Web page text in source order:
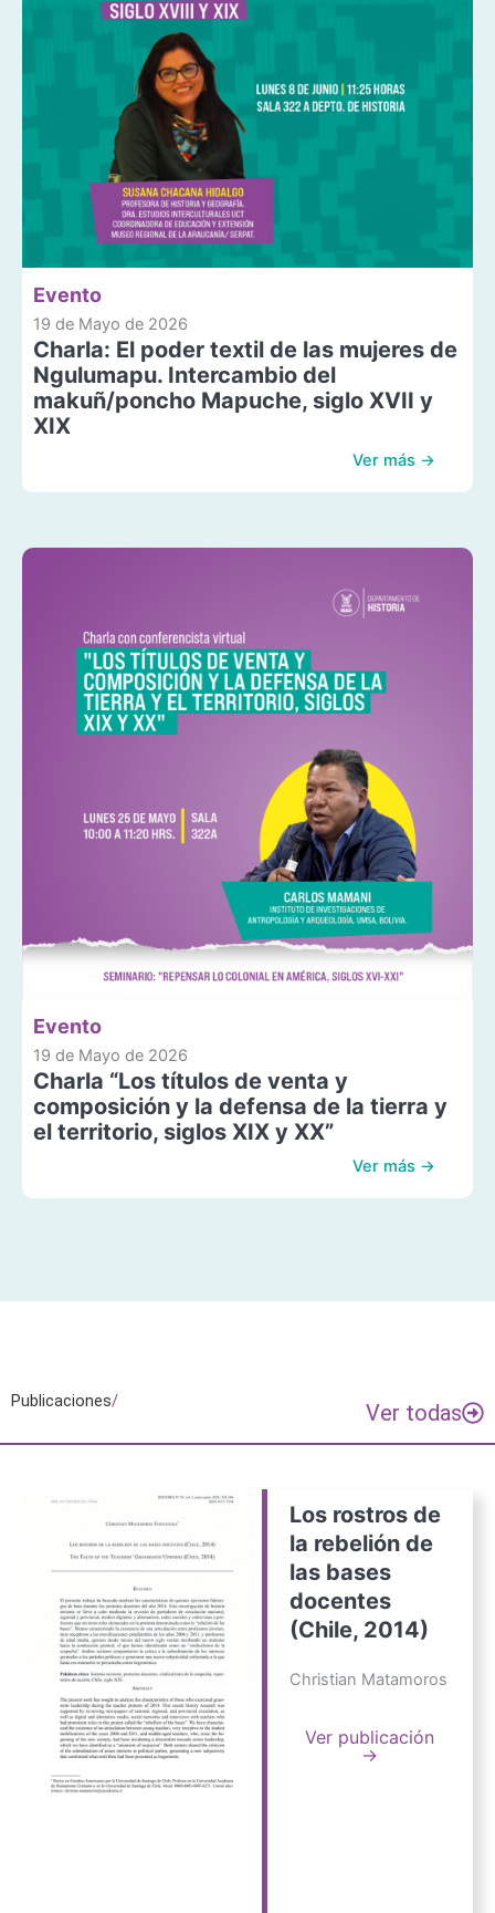
Evento
19 de Mayo de 2026
Charla: El poder textil de las mujeres de
Ngulumapu. Intercambio del
makuñ/poncho Mapuche, siglo XVII y
XIX
Ver más →
Evento
19 de Mayo de 2026
Charla “Los títulos de venta y
composición y la defensa de la tierra y
el territorio, siglos XIX y XX”
Ver más →
Publicaciones/ Ver todas
Los rostros de
la rebelión de
las bases
docentes
(Chile, 2014)
Christian Matamoros
Ver publicación
→